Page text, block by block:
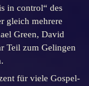
in control“ des
gleich mehrere
Green, David
Teil zum Gelingen
für viele Gospel-